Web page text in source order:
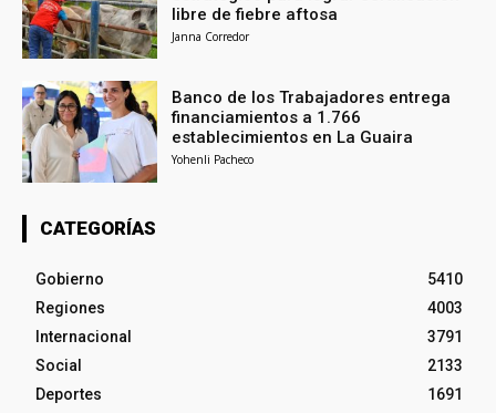
libre de fiebre aftosa
Janna Corredor
Banco de los Trabajadores entrega
financiamientos a 1.766
establecimientos en La Guaira
Yohenli Pacheco
CATEGORÍAS
Gobierno
5410
Regiones
4003
Internacional
3791
Social
2133
Deportes
1691